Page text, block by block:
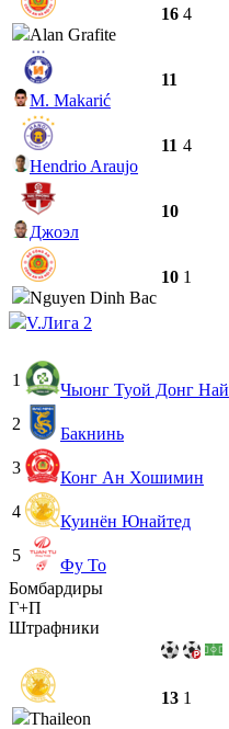
Alan Grafite
16 4
M. Makarić
11
Hendrio Araujo
11 4
Джоэл
10
Nguyen Dinh Bac
10 1
V.Лига 2
1
Чыонг Туой Донг Най
2
Бакнинь
3
Конг Ан Хошимин
4
Куинён Юнайтед
5
Фу То
Бомбардиры
Г+П
Штрафники
Thaileon
13 1